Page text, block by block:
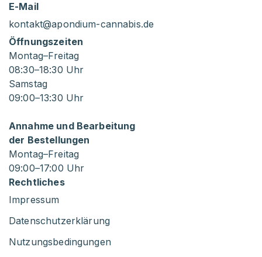
E-Mail
kontakt@apondium-cannabis.de
Öffnungszeiten
Montag–Freitag
08:30–18:30 Uhr
Samstag
09:00–13:30 Uhr
Annahme und Bearbeitung
der Bestellungen
Montag–Freitag
09:00–17:00 Uhr
Rechtliches
Impressum
Datenschutzerklärung
Nutzungsbedingungen